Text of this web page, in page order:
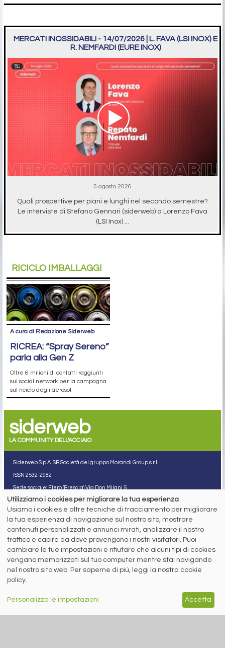
MERCATI INOSSIDABILI - 14/07/2026 | L. FAVA (LSI INOX) E
R. NEMFARDI (EURE INOX)
5 agosto 2026
Quali prospettive per piani e lunghi nel secondo semestre?
Le interviste di Stefano Gennari (siderweb) a Lorenzo Fava
(LSI Inox) ...
RICICLO IMBALLAGGI
A cura di Redazione Siderweb
RICREA: “Spray Sereno”
parla alla Gen Z
Oltre 6 milioni di contatti raggiunti
sui social network per la campagna
sul riciclo degli aerosol
siderweb
LA COMMUNITY DELL'ACCIAIO
Siderweb S.p.A. SB Società del gruppo Morandi Group s.r.l.
ISSN 2532-2982
Sede sociale: Flero (Brescia) Via Don Milani 5
T.
+39 030 254 00 06
E. info@siderweb.com
Copyright siderweb spa sb
Tutti i diritti sono riservati
Privacy policy
Cookie policy
Digital Services Act Policy
MENU
PREZZI ITALIA
Utilizziamo i cookies per migliorare la tua esperienza
Usiamo i cookies e altre tecniche di tracciamento per migliorare
la tua esperienza di navigazione sul nostro sito, mostrare
contenuti personalizzati e annunci mirati, analizzare il nostro
traffico e capire da dove provengono i nostri visitatori. Puoi
cambiare le tue impostazioni e rifiutare che alcuni tipi di cookies
vengano memorizzati sul tuo computer mentre stai navigando
nel nostro sito web. Per saperne di più, leggi la nostra cookie
policy.
Personalizza le impostazioni Accetta